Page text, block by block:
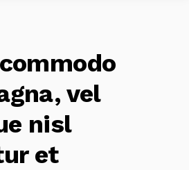
vel
nisl
et